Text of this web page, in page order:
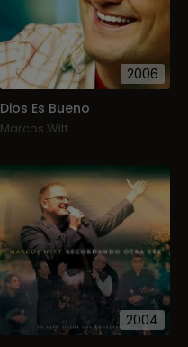
2006
Dios Es Bueno
Marcos Witt
2004